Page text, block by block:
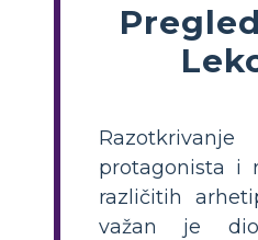
protagonista i
različitih
važan je dio